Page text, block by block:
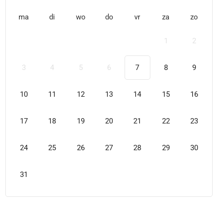
ma di wo do vr za zo
1 2
3 4 5 6 7 8 9
10 11 12 13 14 15 16
17 18 19 20 21 22 23
24 25 26 27 28 29 30
31